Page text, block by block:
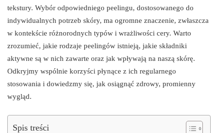
tekstury. Wybór odpowiedniego peelingu, dostosowanego do
indywidualnych potrzeb skóry, ma ogromne znaczenie, zwłaszcza
w kontekście różnorodnych typów i wrażliwości cery. Warto
zrozumieć, jakie rodzaje peelingów istnieją, jakie składniki
aktywne są w nich zawarte oraz jak wpływają na naszą skórę.
Odkryjmy wspólnie korzyści płynące z ich regularnego
stosowania i dowiedzmy się, jak osiągnąć zdrowy, promienny
wygląd.
Spis treści